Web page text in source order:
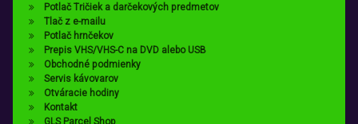
Potlač Tričiek a darčekových predmetov
Tlač z e-mailu
Potlač hrnčekov
Prepis VHS/VHS-C na DVD alebo USB
Obchodné podmienky
Servis kávovarov
Otváracie hodiny
Kontakt
GLS Parcel Shop